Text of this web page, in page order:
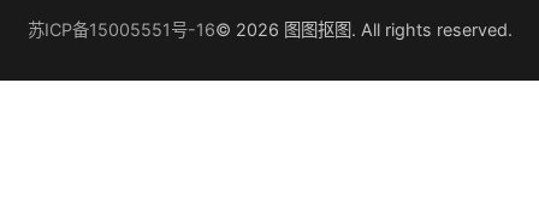
苏ICP备15005551号-16© 2026 图图抠图. All rights reserved.